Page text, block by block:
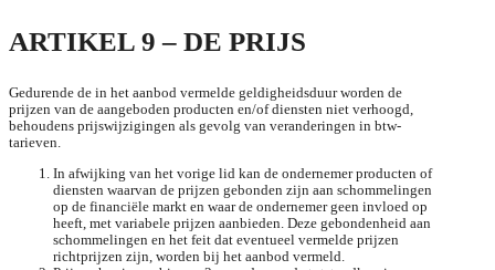
ARTIKEL 9 – DE PRIJS
Gedurende de in het aanbod vermelde geldigheidsduur worden de
prijzen van de aangeboden producten en/of diensten niet verhoogd,
behoudens prijswijzigingen als gevolg van veranderingen in btw-
tarieven.
In afwijking van het vorige lid kan de ondernemer producten of
diensten waarvan de prijzen gebonden zijn aan schommelingen
op de financiële markt en waar de ondernemer geen invloed op
heeft, met variabele prijzen aanbieden. Deze gebondenheid aan
schommelingen en het feit dat eventueel vermelde prijzen
richtprijzen zijn, worden bij het aanbod vermeld.